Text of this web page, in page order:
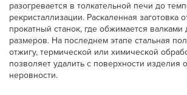
разогревается в толкательной печи до
рекристаллизации. Раскаленная заготовка
прокатный станок, где обжимается валками
размеров. На последнем этапе стальная
отжигу, термической или химической
позволяет удалить с поверхности изделия
неровности.